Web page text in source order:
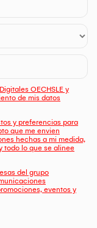
OECHSLE y
de mis datos
y preferencias para
que me envien
hechas a mi medida,
todo lo que se alinee
del grupo
eventos y